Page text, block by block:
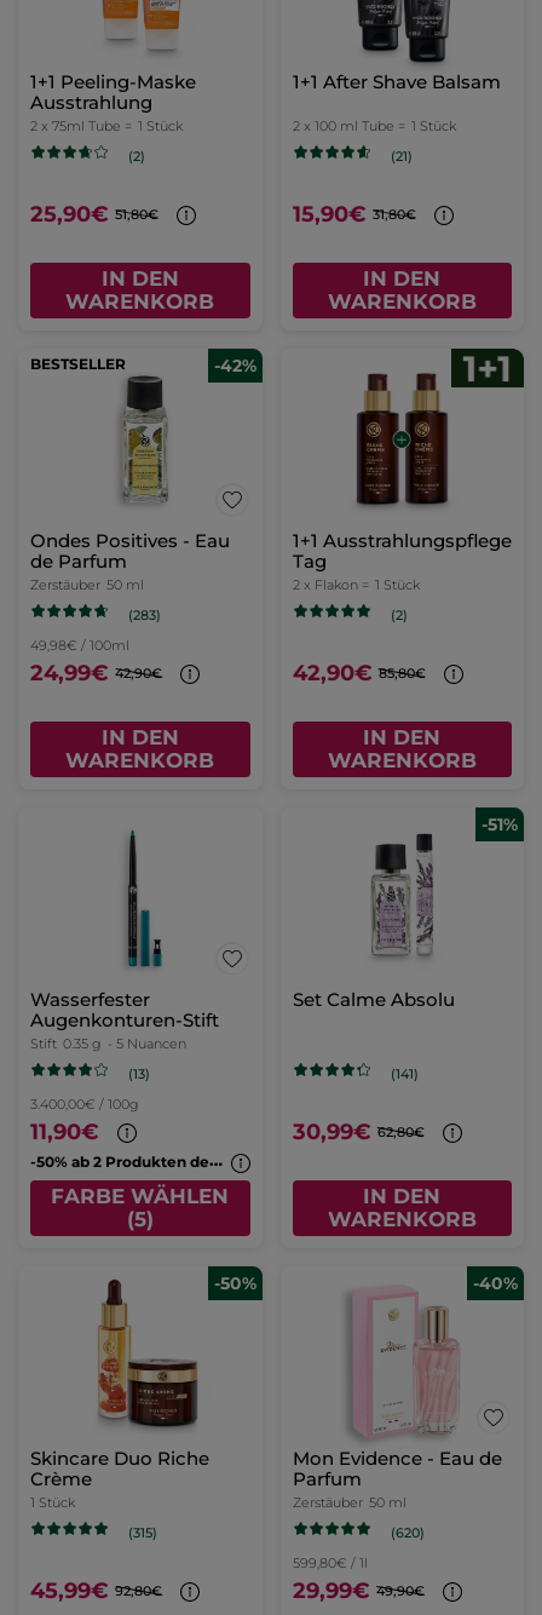
1+1 Peeling-Maske
Ausstrahlung
2 x 75ml Tube = 1 Stück
(2)
25,90€ 51,80€
IN DEN
WARENKORB
1+1 After Shave Balsam
2 x 100 ml Tube = 1 Stück
(21)
15,90€ 31,80€
IN DEN
WARENKORB
BESTSELLER -42%
Ondes Positives - Eau
de Parfum
Zerstäuber 50 ml
(283)
49,98€ / 100ml
24,99€ 42,90€
IN DEN
WARENKORB
1+1 Ausstrahlungspflege
Tag
2 x Flakon = 1 Stück
(2)
42,90€ 85,80€
IN DEN
WARENKORB
Wasserfester
Augenkonturen-Stift
Stift 0.35 g - 5 Nuancen
(13)
3.400,00€ / 100g
11,90€
-
50% ab 2 Produkten deiner Wahl
FARBE WÄHLEN
(5)
-51%
Set Calme Absolu
(141)
30,99€ 62,80€
IN DEN
WARENKORB
-50%
Skincare Duo Riche
Crème
1 Stück
(315)
45,99€ 92,80€
-40%
Mon Evidence - Eau de
Parfum
Zerstäuber 50 ml
(620)
599,80€ / 1l
29,99€ 49,90€